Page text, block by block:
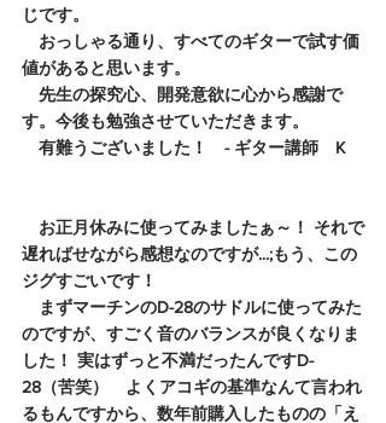
じです。
おっしゃる通り、すべてのギターで試す価
値があると思います。
先生の探究心、開発意欲に心から感謝で
す。今後も勉強させていただきます。
有難うございました！　- ギター講師　K
お正月休みに使ってみましたぁ～！ それで
遅ればせながら感想なのですが...;もう、この
ジグすごいです！
まずマーチンのD-28のサドルに使ってみた
のですが、すごく音のバランスが良くなりま
した！ 実はずっと不満だったんですD-
28（苦笑）　よくアコギの基準なんて言われ
るもんですから、数年前購入したものの「え